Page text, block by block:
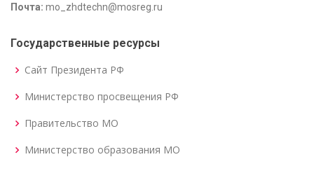
Почта: mo_zhdtechn@mosreg.ru
Государственные ресурсы
Сайт Президента РФ
Министерство просвещения РФ
Правительство МО
Министерство образования МО